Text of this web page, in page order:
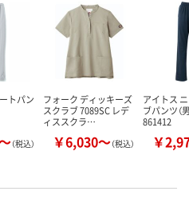
カゴへ カ
トパン
（税込）
フォーク ディッキーズ
スクラブ 7089SC レデ
ィススクラ…
￥6,030～（税込）
アイトス
ブパンツ（
861412
￥